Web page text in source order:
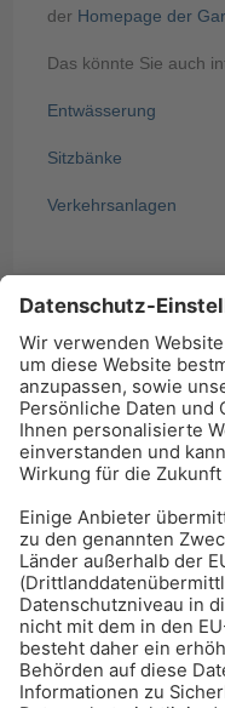
der Homepage der
Das könnte Sie auch
Entwässerung
Sitzbänke
Verkehrsanlagen
BAU-
Erhalten Sie